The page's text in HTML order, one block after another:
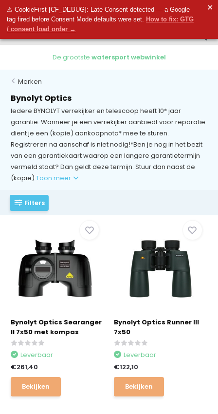
⚠ CookieFirst [CF_DEBUG]: Late Consent detected — a Google
tag fired before Consent Mode defaults were set. How to fix: GTG
/ consent load order →
✕
0 0
watersport webwinkel
Merken
Bynolyt Optics
Iedere BYNOLYT verrekijker en telescoop heeft 10* jaar
garantie. Wanneer je een verrekijker aanbiedt voor reparatie
dient je een (kopie) aankoopnota* mee te sturen.
Registreren na aanschaf is niet nodig!*Ben je nog in het bezit
van een garantiekaart waarop een langere garantietermijn
vermeld staat? Dan geldt deze termijn. Stuur dan naast de
(kopie)Toon meer
Filters
Bynolyt Optics Searanger
II 7x50 met kompas
Leverbaar
€261,40
Bekijken
Bynolyt Optics Runner III
7x50
Leverbaar
€122,10
Bekijken